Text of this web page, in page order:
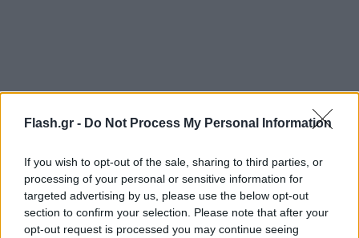
Flash.gr - Do Not Process My Personal Information
If you wish to opt-out of the sale, sharing to third parties, or
processing of your personal or sensitive information for
targeted advertising by us, please use the below opt-out
section to confirm your selection. Please note that after your
opt-out request is processed you may continue seeing
ΗΒελγίδαυπουργός Εσωτερικών Ανελίς Φερλίντεν
δήλωσε ότι πάνω του βρέθηκε το όπλο που
Το μήνυμα του δράστη
Υπενθυμίζεται πως σε βιντεοσκοπημένο μήνυμά